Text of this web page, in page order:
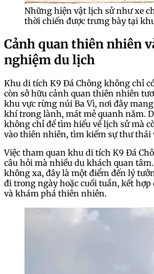
Những hiện vật lịch sử như xe
thời chiến được trưng bày tại
Cảnh quan thiên nhiên
nghiệm du lịch
Khu di tích K9 Đá Chông không chỉ
còn sở hữu cảnh quan thiên nhiên
khu vực rừng núi Ba Vì, nơi đây
khí trong lành, mát mẻ quanh năm.
không chỉ để tìm hiểu về lịch sử mà
vào thiên nhiên, tìm kiếm sự thư thái
Việc tham quan khu di tích K9 Đá
câu hỏi mà nhiều du khách quan
không xa, đây là một điểm đến lý
đi trong ngày hoặc cuối tuần, kết
và khám phá thiên nhiên.